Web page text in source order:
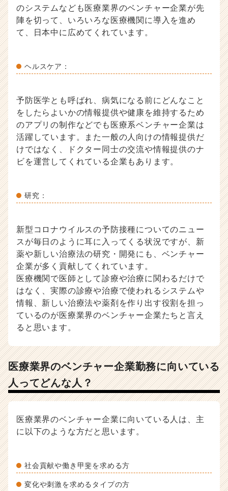
のシステムなども医療業界のベンチャー企業が先
陣を切って、いろいろな医療機関に導入を進め
て、日本中に広めてくれています。
ヘルスケア：
予防医学とも呼ばれ、病気になる前にどんなこと
をしたらよいかの情報提供や健康を維持するため
のアプリの制作などでも医療系ベンチャー企業は
活躍しています。また一般の人向けの情報提供だ
けではなく、ドクター同士の交流や情報提供のナ
ビを運営してくれている企業もあります。
研究：
新型コロナウイルスの予防接種についてのニュー
スが毎日のように耳に入ってくる状況ですが、新
薬や新しい治療法の研究・開発にも、ベンチャー
企業が多く貢献してくれています。
医療機関で医師として診療や治療に関わるだけで
はなく、実際の診療や治療で使われるシステムや
情報、新しい治療法や薬剤を作り出す役割を担っ
ているのが医療業界のベンチャー企業たちと言え
ると思います。
医療業界のベンチャー企業勤務に向いている
人ってどんな人？
医療業界のベンチャー企業に向いている人は、主
に以下のような方だと思います。
社会貢献や働き甲斐を求める方
変化や刺激を求めるタイプの方